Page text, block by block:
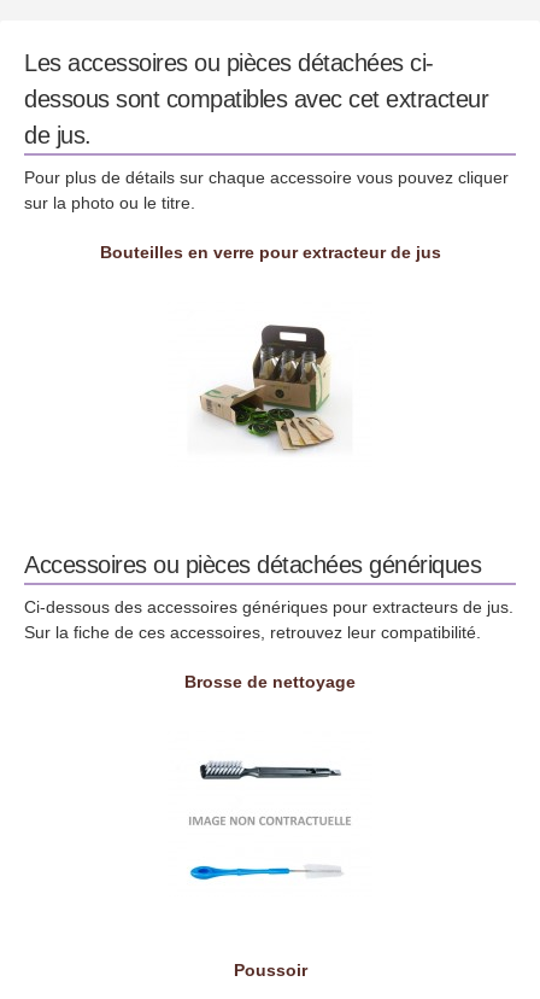
Les accessoires ou pièces détachées ci-
dessous sont compatibles avec cet extracteur
de jus.
Pour plus de détails sur chaque accessoire vous pouvez cliquer
sur la photo ou le titre.
Bouteilles en verre pour extracteur de jus
Accessoires ou pièces détachées génériques
Ci-dessous des accessoires génériques pour extracteurs de jus.
Sur la fiche de ces accessoires, retrouvez leur compatibilité.
Brosse de nettoyage
Poussoir